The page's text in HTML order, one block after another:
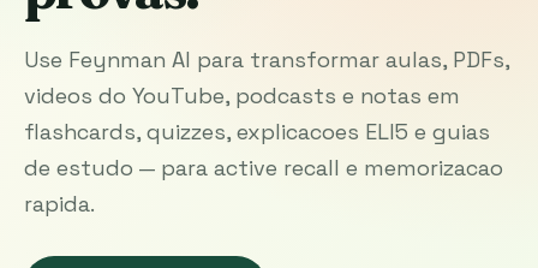
Use Feynman AI para transformar aulas, PDFs,
videos do YouTube, podcasts e notas em
flashcards, quizzes, explicacoes ELI5 e guias
de estudo — para active recall e memorizacao
rapida.